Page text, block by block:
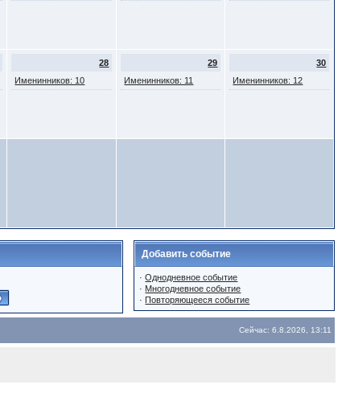
28
Именинников: 10
29
Именинников: 11
30
Именинников: 12
Добавить событие
·Однодневное событие
· Многодневное событие
·Повторяющееся событие
Сейчас: 6.8.2026, 13:11